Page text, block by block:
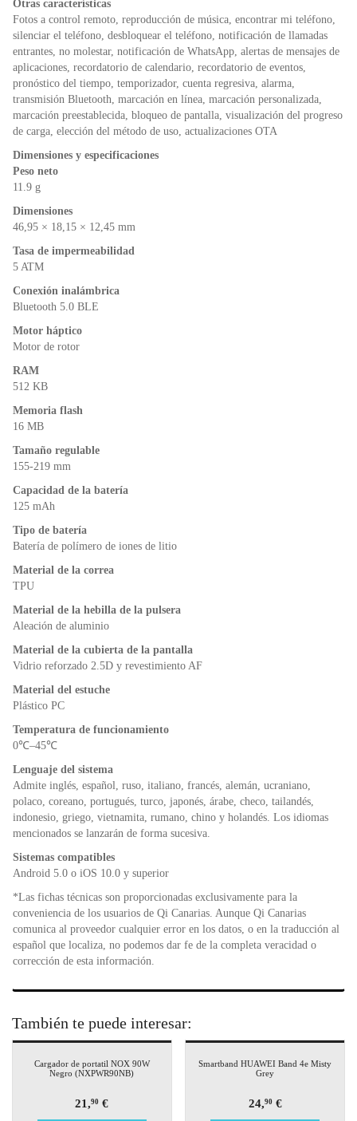
Otras características
Fotos a control remoto, reproducción de música, encontrar mi teléfono,
silenciar el teléfono, desbloquear el teléfono, notificación de llamadas
entrantes, no molestar, notificación de WhatsApp, alertas de mensajes de
aplicaciones, recordatorio de calendario, recordatorio de eventos,
pronóstico del tiempo, temporizador, cuenta regresiva, alarma,
transmisión Bluetooth, marcación en línea, marcación personalizada,
marcación preestablecida, bloqueo de pantalla, visualización del progreso
de carga, elección del método de uso, actualizaciones OTA
Dimensiones y especificaciones
Peso neto
11.9 g
Dimensiones
46,95 × 18,15 × 12,45 mm
Tasa de impermeabilidad
5 ATM
Conexión inalámbrica
Bluetooth 5.0 BLE
Motor háptico
Motor de rotor
RAM
512 KB
Memoria flash
16 MB
Tamaño regulable
155-219 mm
Capacidad de la batería
125 mAh
Tipo de batería
Batería de polímero de iones de litio
Material de la correa
TPU
Material de la hebilla de la pulsera
Aleación de aluminio
Material de la cubierta de la pantalla
Vidrio reforzado 2.5D y revestimiento AF
Material del estuche
Plástico PC
Temperatura de funcionamiento
0℃–45℃
Lenguaje del sistema
Admite inglés, español, ruso, italiano, francés, alemán, ucraniano,
polaco, coreano, portugués, turco, japonés, árabe, checo, tailandés,
indonesio, griego, vietnamita, rumano, chino y holandés. Los idiomas
mencionados se lanzarán de forma sucesiva.
Sistemas compatibles
Android 5.0 o iOS 10.0 y superior
*Las fichas técnicas son proporcionadas exclusivamente para la
conveniencia de los usuarios de Qi Canarias. Aunque Qi Canarias
comunica al proveedor cualquier error en los datos, o en la traducción al
español que localiza, no podemos dar fe de la completa veracidad o
corrección de esta información.
También te puede interesar:
Cargador de portatil NOX 90W
Negro (NXPWR90NB)
21,90 €
Smartband HUAWEI Band 4e Misty
Grey
24,90€